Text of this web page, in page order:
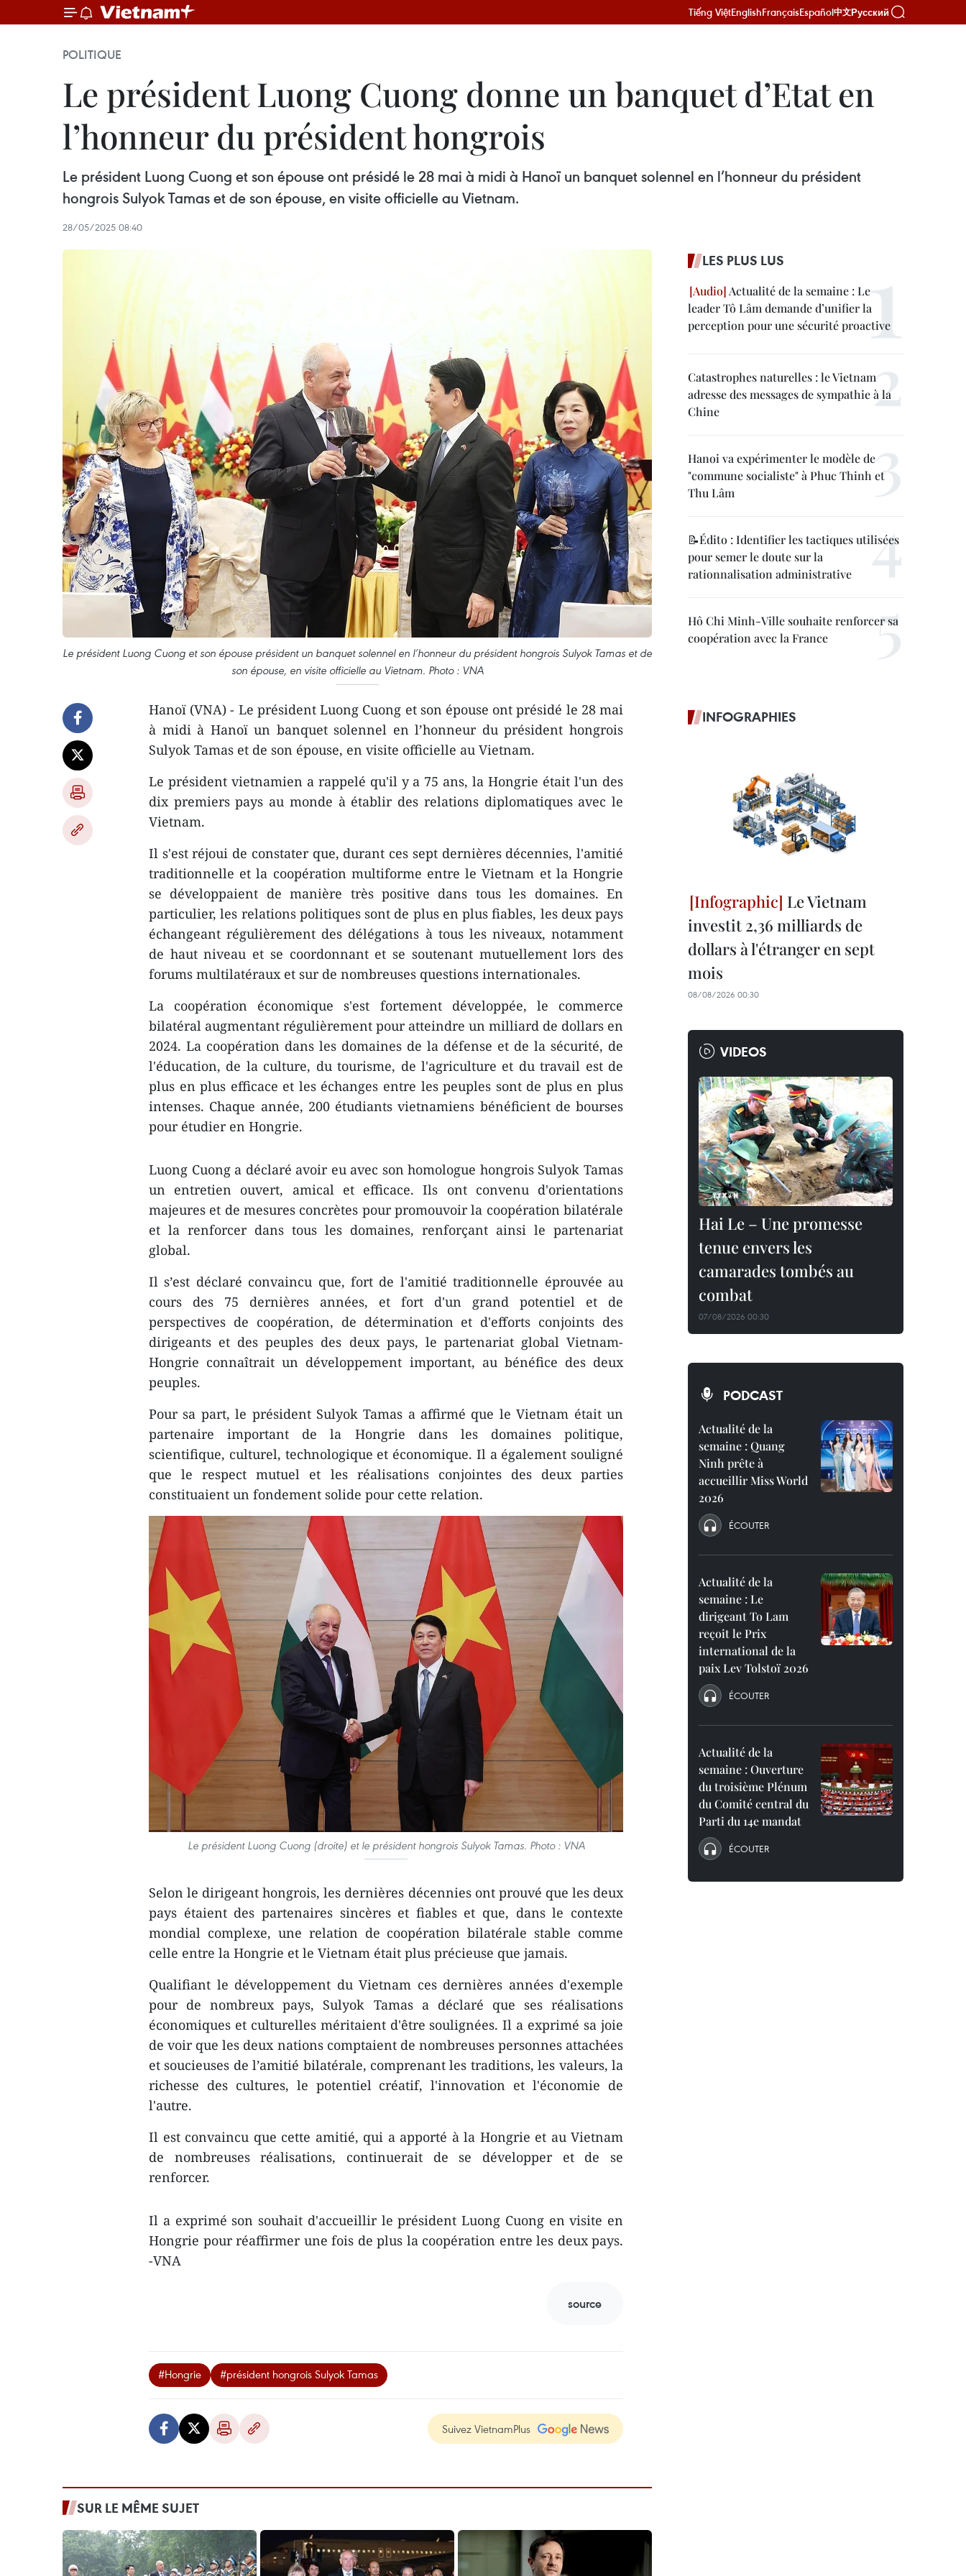
Tiếng ViệtEnglishFrançaisEspañol中文Русский
POLITIQUE
Le président Luong Cuong donne un banquet d’Etat en
l’honneur du président hongrois
Le président Luong Cuong et son épouse ont présidé le 28 mai à midi à Hanoï un banquet solennel en l’honneur du président
hongrois Sulyok Tamas et de son épouse, en visite officielle au Vietnam.
28/05/2025 08:40
Le président Luong Cuong et son épouse président un banquet solennel en l’honneur du président hongrois Sulyok Tamas et de
son épouse, en visite officielle au Vietnam. Photo : VNA
Hanoï (VNA) - Le président Luong Cuong et son épouse ont présidé le 28 mai
à midi à Hanoï un banquet solennel en l’honneur du président hongrois
Sulyok Tamas et de son épouse, en visite officielle au Vietnam.
Le président vietnamien a rappelé qu'il y a 75 ans, la Hongrie était l'un des
dix premiers pays au monde à établir des relations diplomatiques avec le
Vietnam.
Il s'est réjoui de constater que, durant ces sept dernières décennies, l'amitié
traditionnelle et la coopération multiforme entre le Vietnam et la Hongrie
se développaient de manière très positive dans tous les domaines. En
particulier, les relations politiques sont de plus en plus fiables, les deux pays
échangeant régulièrement des délégations à tous les niveaux, notamment
de haut niveau et se coordonnant et se soutenant mutuellement lors des
forums multilatéraux et sur de nombreuses questions internationales.
La coopération économique s'est fortement développée, le commerce
bilatéral augmentant régulièrement pour atteindre un milliard de dollars en
2024. La coopération dans les domaines de la défense et de la sécurité, de
l'éducation, de la culture, du tourisme, de l'agriculture et du travail est de
plus en plus efficace et les échanges entre les peuples sont de plus en plus
intenses. Chaque année, 200 étudiants vietnamiens bénéficient de bourses
pour étudier en Hongrie.
Luong Cuong a déclaré avoir eu avec son homologue hongrois Sulyok Tamas
un entretien ouvert, amical et efficace. Ils ont convenu d'orientations
majeures et de mesures concrètes pour promouvoir la coopération bilatérale
et la renforcer dans tous les domaines, renforçant ainsi le partenariat
global.
Il s’est déclaré convaincu que, fort de l'amitié traditionnelle éprouvée au
cours des 75 dernières années, et fort d'un grand potentiel et de
perspectives de coopération, de détermination et d'efforts conjoints des
dirigeants et des peuples des deux pays, le partenariat global Vietnam-
Hongrie connaîtrait un développement important, au bénéfice des deux
peuples.
Pour sa part, le président Sulyok Tamas a affirmé que le Vietnam était un
partenaire important de la Hongrie dans les domaines politique,
scientifique, culturel, technologique et économique. Il a également souligné
que le respect mutuel et les réalisations conjointes des deux parties
constituaient un fondement solide pour cette relation.
Le président Luong Cuong (droite) et le président hongrois Sulyok Tamas. Photo : VNA
Selon le dirigeant hongrois, les dernières décennies ont prouvé que les deux
pays étaient des partenaires sincères et fiables et que, dans le contexte
mondial complexe, une relation de coopération bilatérale stable comme
celle entre la Hongrie et le Vietnam était plus précieuse que jamais.
Qualifiant le développement du Vietnam ces dernières années d'exemple
pour de nombreux pays, Sulyok Tamas a déclaré que ses réalisations
économiques et culturelles méritaient d'être soulignées. Il a exprimé sa joie
de voir que les deux nations comptaient de nombreuses personnes attachées
et soucieuses de l’amitié bilatérale, comprenant les traditions, les valeurs, la
richesse des cultures, le potentiel créatif, l'innovation et l'économie de
l'autre.
Il est convaincu que cette amitié, qui a apporté à la Hongrie et au Vietnam
de nombreuses réalisations, continuerait de se développer et de se
renforcer.
Il a exprimé son souhait d'accueillir le président Luong Cuong en visite en
Hongrie pour réaffirmer une fois de plus la coopération entre les deux pays.
-VNA
source
#Hongrie #président hongrois Sulyok Tamas
Suivez VietnamPlus
SUR LE MÊME SUJET
LES PLUS LUS
Actualité de la semaine : Le
leader Tô Lâm demande d’unifier la
perception pour une sécurité proactive
Catastrophes naturelles : le Vietnam
adresse des messages de sympathie à la
Chine
Hanoi va expérimenter le modèle de
"commune socialiste" à Phuc Thinh et
Thu Lâm
📝Édito : Identifier les tactiques utilisées
pour semer le doute sur la
rationnalisation administrative
Hô Chi Minh-Ville souhaite renforcer sa
coopération avec la France
INFOGRAPHIES
Le Vietnam
investit 2,36 milliards de
dollars à l'étranger en sept
mois
08/08/2026 00:30
VIDEOS
Hai Le – Une promesse
tenue envers les
camarades tombés au
combat
07/08/2026 00:30
PODCAST
Actualité de la
semaine : Quang
Ninh prête à
accueillir Miss World
2026
ÉCOUTER
Actualité de la
semaine : Le
dirigeant To Lam
reçoit le Prix
international de la
paix Lev Tolstoï 2026
ÉCOUTER
Actualité de la
semaine : Ouverture
du troisième Plénum
du Comité central du
Parti du 14e mandat
ÉCOUTER